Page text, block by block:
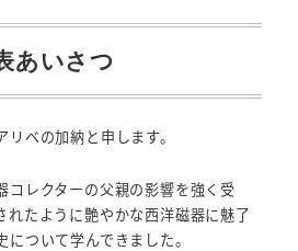
あいさつ
ベの加納と申します。
コレクターの父親の影響を強く受
れたように艶やかな西洋磁器に魅了
について学んできました。